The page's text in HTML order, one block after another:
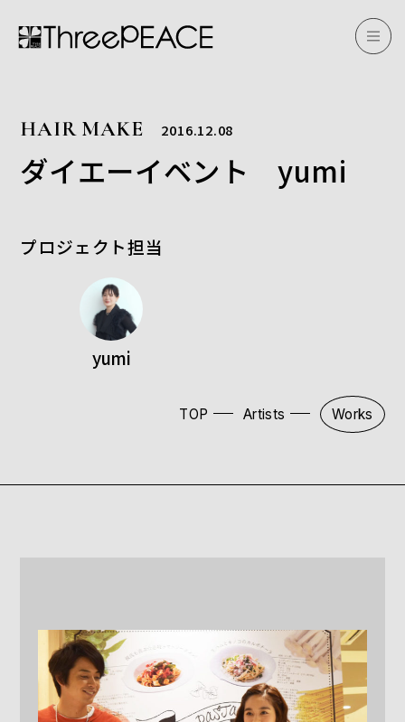
HAIR MAKE 2016.12.08
ダイエーイベント yumi
プロジェクト担当
yumi
TOP Artists Works